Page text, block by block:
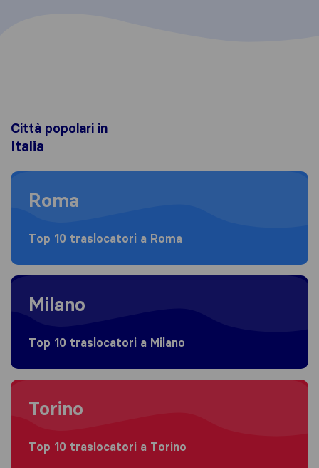
Città popolari in
Italia
Moving to Roma
Roma
Top 10 traslocatori a Roma
Moving to Milano
Milano
Top 10 traslocatori a Milano
Moving to Torino
Torino
Top 10 traslocatori a Torino